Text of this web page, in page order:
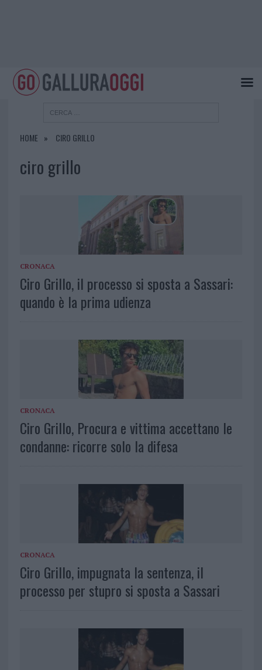
HOME CIRO GRILLO
ciro grillo
CRONACA
Ciro Grillo, il processo si sposta a Sassari:
quando è la prima udienza
CRONACA
Ciro Grillo, Procura e vittima accettano le
condanne: ricorre solo la difesa
CRONACA
Ciro Grillo, impugnata la sentenza, il
processo per stupro si sposta a Sassari